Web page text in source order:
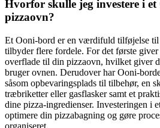
Hvorfor skulle jeg investere i
pizzaovn?
Et Ooni-bord er en værdifuld tilføjelse til
tilbyder flere fordele. For det første
overflade til din pizzaovn, hvilket giver
bruger ovnen. Derudover har Ooni-
såsom opbevaringsplads til tilbehør, en
træbriketter eller gasflasker samt et
dine pizza-ingredienser. Investeringen i
optimere din pizzabagning og gøre
organiseret.